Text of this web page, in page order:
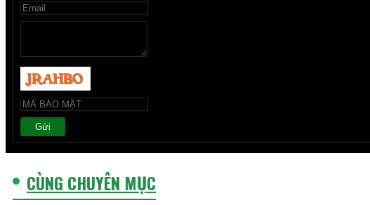
Gửi
CÙNG CHUYÊN MỤC